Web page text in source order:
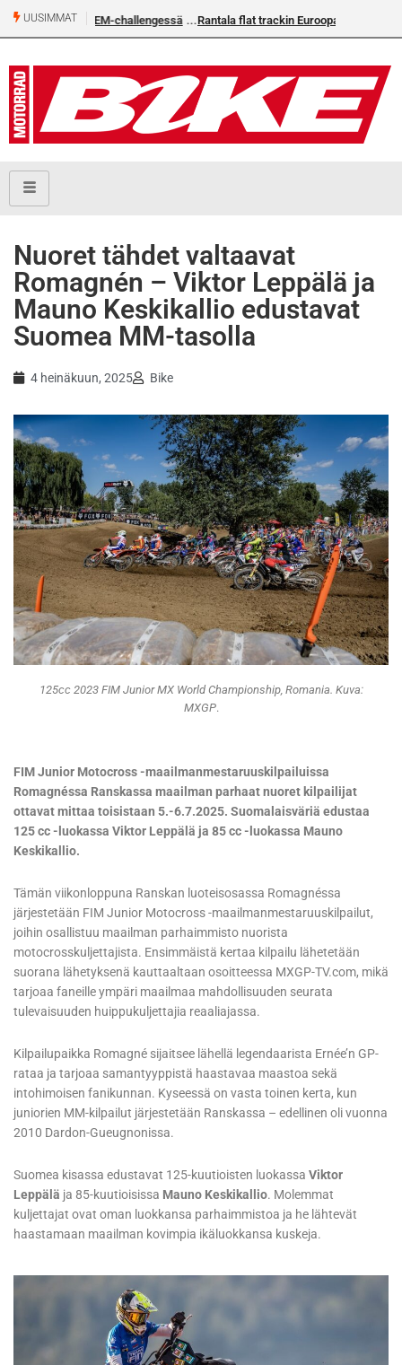
UUSIMMAT Rantala flat trackin Euroopan Cupin mestari
Nuoret tähdet valtaavat
Romagnén – Viktor Leppälä ja
Mauno Keskikallio edustavat
Suomea MM-tasolla
4 heinäkuun, 2025 Bike
125cc 2023 FIM Junior MX World Championship, Romania. Kuva:
MXGP.
FIM Junior Motocross -maailmanmestaruuskilpailuissa
Romagnéssa Ranskassa maailman parhaat nuoret kilpailijat
ottavat mittaa toisistaan 5.-6.7.2025. Suomalaisväriä edustaa
125 cc -luokassa Viktor Leppälä ja 85 cc -luokassa Mauno
Keskikallio.
Tämän viikonloppuna Ranskan luoteisosassa Romagnéssa
järjestetään FIM Junior Motocross -maailmanmestaruuskilpailut,
joihin osallistuu maailman parhaimmisto nuorista
motocrosskuljettajista. Ensimmäistä kertaa kilpailu lähetetään
suorana lähetyksenä kauttaaltaan osoitteessa MXGP-TV.com, mikä
tarjoaa faneille ympäri maailmaa mahdollisuuden seurata
tulevaisuuden huippukuljettajia reaaliajassa.
Kilpailupaikka Romagné sijaitsee lähellä legendaarista Ernée’n GP-
rataa ja tarjoaa samantyyppistä haastavaa maastoa sekä
intohimoisen fanikunnan. Kyseessä on vasta toinen kerta, kun
juniorien MM-kilpailut järjestetään Ranskassa – edellinen oli vuonna
2010 Dardon-Gueugnonissa.
Suomea kisassa edustavat 125-kuutioisten luokassa Viktor
Leppälä ja 85-kuutioisissa Mauno Keskikallio. Molemmat
kuljettajat ovat oman luokkansa parhaimmistoa ja he lähtevät
haastamaan maailman kovimpia ikäluokkansa kuskeja.